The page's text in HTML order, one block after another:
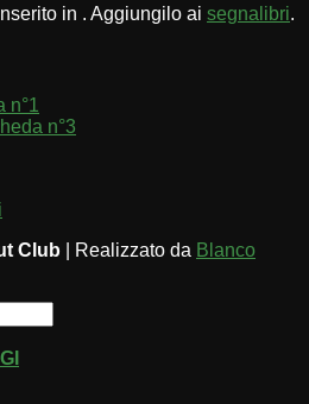
in . Aggiungilo ai segnalibri.
n°1
n°3
Club | Realizzato da Blanco